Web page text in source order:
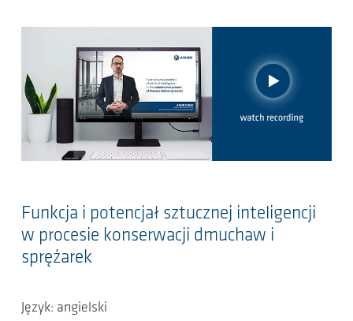
Funkcja i potencjał sztucznej inteligencji
w procesie konserwacji dmuchaw i
sprężarek
Język: angielski